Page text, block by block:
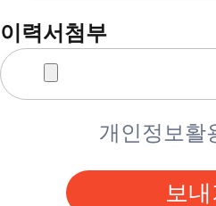
이력서첨부
개인정보활
보내